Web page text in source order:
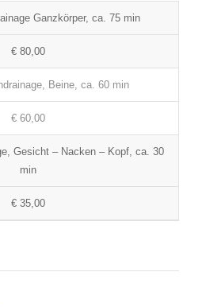
Ganzkörper, ca. 75 min
€ 80,00
Beine, ca. 60 min
€ 60,00
Gesicht – Nacken – Kopf, ca. 30
min
€ 35,00